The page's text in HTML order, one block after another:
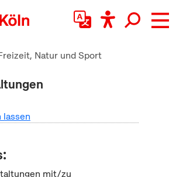
Natur und Sport
lassen
mit/zu